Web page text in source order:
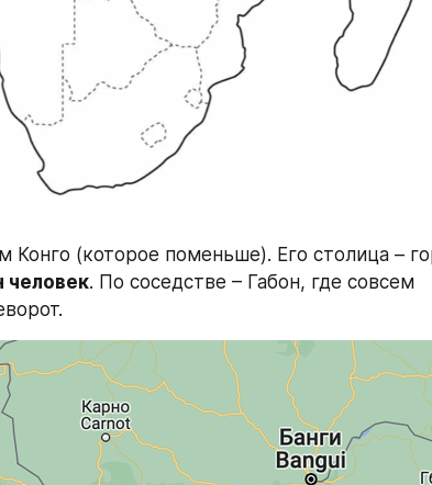
(которое поменьше). Его столица –
человек. По соседстве – Габон, где совсем